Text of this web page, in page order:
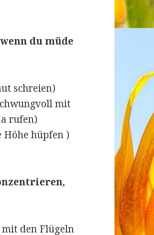
du müde
schreien)
mit
rufen)
Höhe hüpfen )
den Flügeln